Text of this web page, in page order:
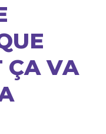
ÇA VA